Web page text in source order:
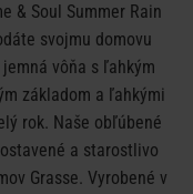
& Soul Summer Rain
svojmu domovu
vôňa s ľahkým
základom a ľahkými
rok. Naše obľúbené
a starostlivo
Grasse. Vyrobené v